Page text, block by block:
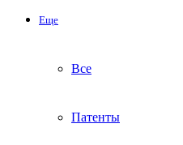
Еще
Все
Патенты